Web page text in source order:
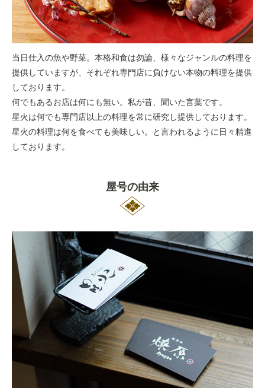
当日仕入の魚や野菜。本格和食は勿論、様々なジャンルの料理を
提供していますが、それぞれ専門店に負けない本物の料理を提供
しております。
何でもあるお店は何にも無い。私が昔、聞いた言葉です。
星火は何でも専門店以上の料理を常に研究し提供しております。
星火の料理は何を食べても美味しい。と言われるように日々精進
しております。
屋号の由来